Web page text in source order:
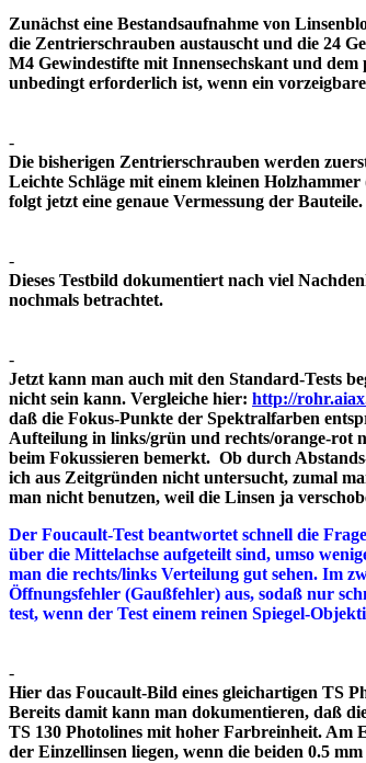
Zunächst eine Bestandsaufnahme von
die Zentrierschrauben austauscht und die 24
M4 Gewindestifte mit Innensechskant und dem
unbedingt erforderlich ist, wenn ein
-
Die bisherigen Zentrierschrauben werden
Leichte Schläge mit einem kleinen
folgt jetzt eine genaue Vermessung der
-
Dieses Testbild dokumentiert nach viel
nochmals betrachtet.
-
Jetzt kann man auch mit den Standard-Tests
nicht sein kann. Vergleiche hier: http://
daß die Fokus-Punkte der Spektralfarben
Aufteilung in links/grün und rechts/orange-rot
beim Fokussieren bemerkt. Ob durch
ich aus Zeitgründen nicht untersucht, zumal
man nicht benutzen, weil die Linsen ja
Der Foucault-Test beantwortet schnell die
über die Mittelachse aufgeteilt sind, umso
man die rechts/links Verteilung gut sehen. Im
Öffnungsfehler (Gaußfehler) aus, sodaß nur
test, wenn der Test einem reinen Spiegel-
-
Hier das Foucault-Bild eines gleichartigen TS
Bereits damit kann man dokumentieren, daß
TS 130 Photolines mit hoher Farbreinheit. Am
der Einzellinsen liegen, wenn die beiden